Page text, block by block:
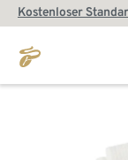
Kostenloser